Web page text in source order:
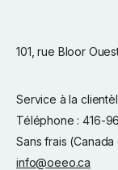
101, rue Bloor
Service à la
Téléphone : 416-
Sans frais
info@oeeo.ca